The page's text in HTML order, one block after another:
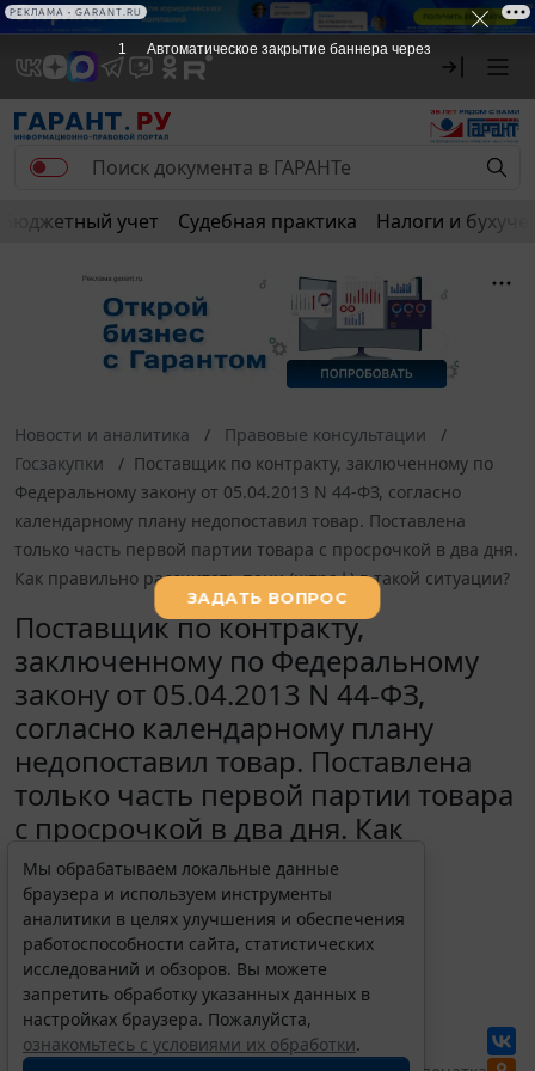
Бюджетный учет Судебная практика Налоги и
Новости и аналитика
Правовые консультации
Госзакупки
Поставщик по контракту, заключенному по
Федеральному закону от 05.04.2013 N 44-ФЗ, согласно
календарному плану недопоставил товар. Поставлена
только часть первой партии товара с просрочкой в два дня.
Как правильно рассчитать пени (штраф) в такой ситуации?
Поставщик по контракту,
заключенному по Федеральному
закону от 05.04.2013 N 44-ФЗ,
согласно календарному плану
недопоставил товар. Поставлена
только часть первой партии товара
с просрочкой в два дня. Как
правильно рассчитать пени
(штраф) в такой ситуации?
5 июля 2021
Для просмотра актуального текста
документа и получения полной
информации о вступлении в силу,
изменениях и порядке применения
Мы обрабатываем локальные данные
браузера и используем инструменты
аналитики в целях улучшения и обеспечения
работоспособности сайта, статистических
исследований и обзоров. Вы можете
запретить обработку указанных данных в
настройках браузера. Пожалуйста,
ознакомьтесь с условиями их обработки.
1 Автоматическое закрытие баннера через
РЕКЛАМА • GARANT.RU